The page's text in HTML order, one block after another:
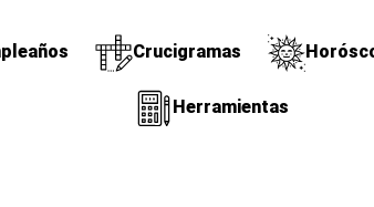
Crucigramas
Herramientas